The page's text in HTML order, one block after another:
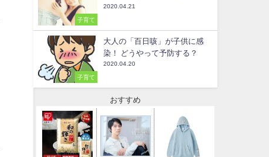
子育て
2020.04.21
子育て
大人の「百日咳」が子供に感
染！ どうやって予防する？
2020.04.20
おすすめ